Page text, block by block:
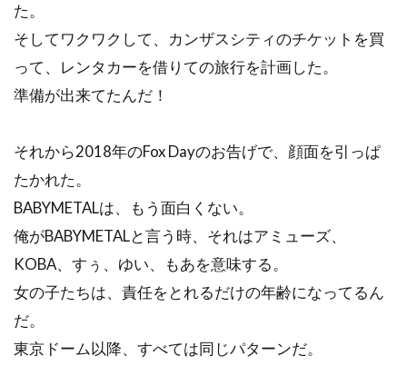
た。
そしてワクワクして、カンザスシティのチケットを買
って、レンタカーを借りての旅行を計画した。
準備が出来てたんだ！
それから2018年のFox Dayのお告げで、顔面を引っぱ
たかれた。
BABYMETALは、もう面白くない。
俺がBABYMETALと言う時、それはアミューズ、
KOBA、すぅ、ゆい、もあを意味する。
女の子たちは、責任をとれるだけの年齢になってるん
だ。
東京ドーム以降、すべては同じパターンだ。